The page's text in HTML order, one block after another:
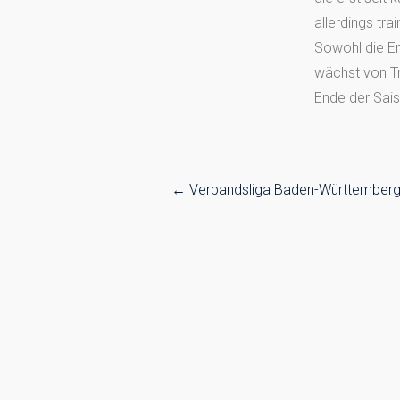
allerdings
Sowohl die
wächst von
Ende der
Post
← Verbandsliga Baden-